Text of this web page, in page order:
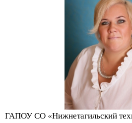
ГАПОУ СО «Нижнетагильский